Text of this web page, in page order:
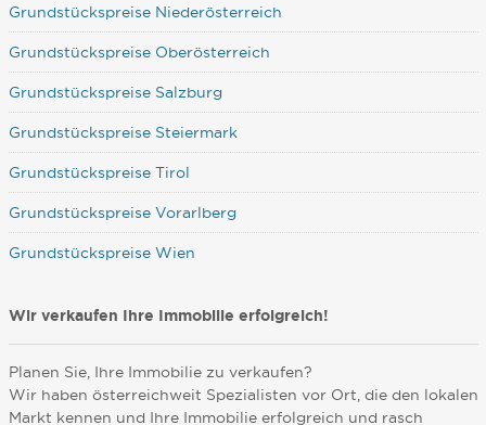
Grundstückspreise Niederösterreich
Grundstückspreise Oberösterreich
Grundstückspreise Salzburg
Grundstückspreise Steiermark
Grundstückspreise Tirol
Grundstückspreise Vorarlberg
Grundstückspreise Wien
Wir verkaufen Ihre Immobilie erfolgreich!
Planen Sie, Ihre Immobilie zu verkaufen?
Wir haben österreichweit Spezialisten vor Ort, die den lokalen
Markt kennen und Ihre Immobilie erfolgreich und rasch